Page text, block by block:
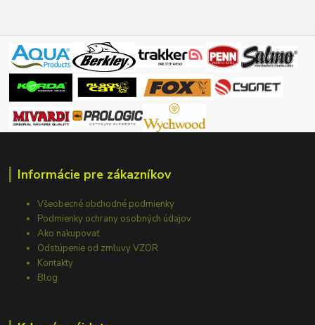
Informácie pre zákazníkov
Všeobecné obchodné podmienky
Podmienky ochrany osobných údajov
Ako nakupovať
Odstúpenie od zmluvy VZOR
Kontakty
Blog